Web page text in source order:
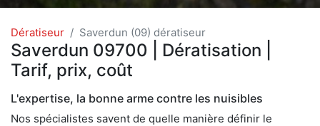
Dératiseur Saverdun (09) dératiseur
Saverdun 09700 | Dératisation |
Tarif, prix, coût
L'expertise, la bonne arme contre les nuisibles
Nos spécialistes savent de quelle manière définir le